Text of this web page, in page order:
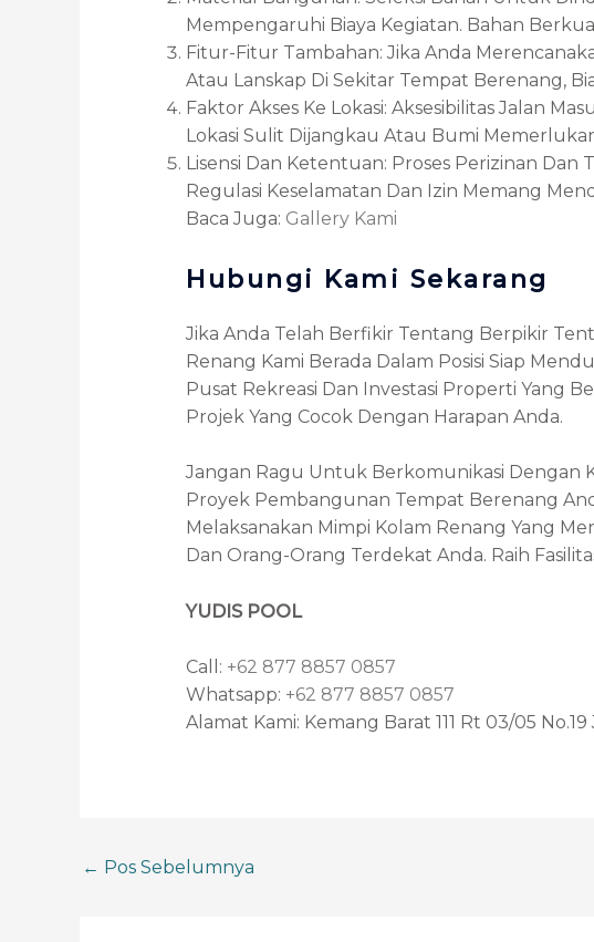
Mempengaruhi Biaya Kegiatan. Bahan
Fitur-Fitur Tambahan: Jika Anda
Atau Lanskap Di Sekitar Tempat Berenang,
Faktor Akses Ke Lokasi: Aksesibilitas Jalan
Lokasi Sulit Dijangkau Atau Bumi
Lisensi Dan Ketentuan: Proses Perizinan
Regulasi Keselamatan Dan Izin Memang
Baca Juga: Gallery Kami
Hubungi Kami Sekarang
Jika Anda Telah Berfikir Tentang Berpikir
Renang Kami Berada Dalam Posisi Siap
Pusat Rekreasi Dan Investasi Properti Yang
Projek Yang Cocok Dengan Harapan Anda.
Jangan Ragu Untuk Berkomunikasi Dengan
Proyek Pembangunan Tempat Berenang
Melaksanakan Mimpi Kolam Renang Yang
Dan Orang-Orang Terdekat Anda. Raih
YUDIS POOL
Call: +62 877 8857 0857
Whatsapp: +62 877 8857 0857
Alamat Kami: Kemang Barat 111 Rt 03/05
← Pos Sebelumnya